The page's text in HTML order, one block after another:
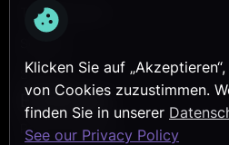
Klicken Sie auf
von Cookies zuzustimmen.
finden Sie in unserer
See our Privacy Policy
Transformation
Services
Entdecken
Referenzprojekte